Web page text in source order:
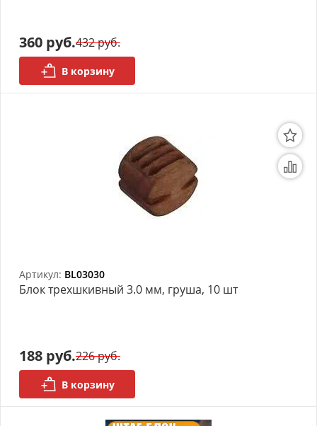
360 руб.432 руб.
В корзину
Артикул: BL03030
Блок трехшкивный 3.0 мм, груша, 10 шт
188 руб.226 руб.
В корзину